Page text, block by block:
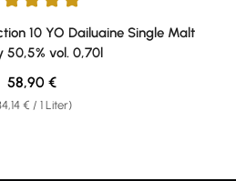
von 5 von 5 Sternen
10 YO Dailuaine Single Malt
50,5% vol. 0,70l
€ / 1 Liter)
Regulärer Preis:
58,90 €